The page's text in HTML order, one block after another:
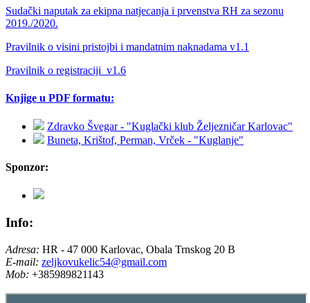
Sudački naputak za ekipna natjecanja i prvenstva RH za sezonu
2019./2020.
Pravilnik o visini pristojbi i mandatnim naknadama v1.1
Pravilnik o registraciji_v1.6
Knjige u PDF formatu:
Zdravko Švegar - "Kuglački klub Željezničar Karlovac"
Buneta, Krištof, Perman, Vrček - "Kuglanje"
Sponzor:
Info:
Adresa: HR - 47 000 Karlovac, Obala Trnskog 20 B
E-mail: zeljkovukelic54@gmail.com
Mob: +385989821143